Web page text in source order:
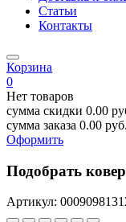
Статьи
Контакты
Корзина
0
Нет товаров
сумма скидки 0.00
сумма заказа 0.00 руб.
Оформить
Подобрать
Артикул: